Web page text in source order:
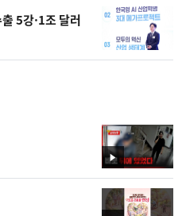
5강·1조 달러
영
상